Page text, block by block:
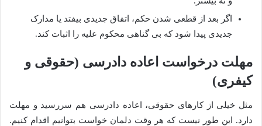
اگر بعد از قطعی شدن حکم، اتفاق جدیدی بیفتد یا مدارک
جدیدی پیدا شود که بی گناهی محکوم علیه را اثبات کند.
مهلت درخواست اعاده دادرسی (حقوقی و
کیفری)
مثل خیلی از کارهای حقوقی، اعاده دادرسی هم سررسید و مهلت
دارد. این طور نیست که هر وقت دلمان خواست بتوانیم اقدام کنیم.